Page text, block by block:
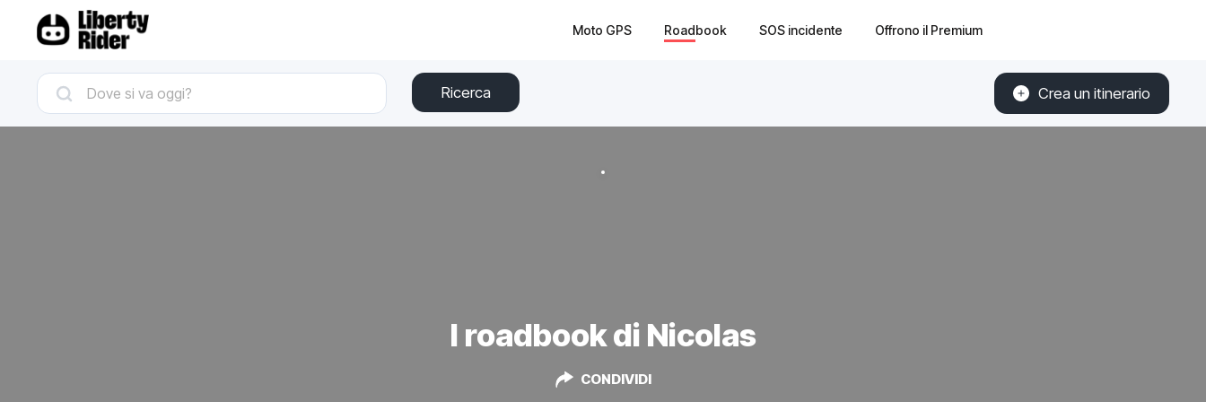
Moto GPS Roadbook SOS incidente Offrono il Premium
Ricerca Crea un itinerario
I roadbook di Nicolas
CONDIVIDI